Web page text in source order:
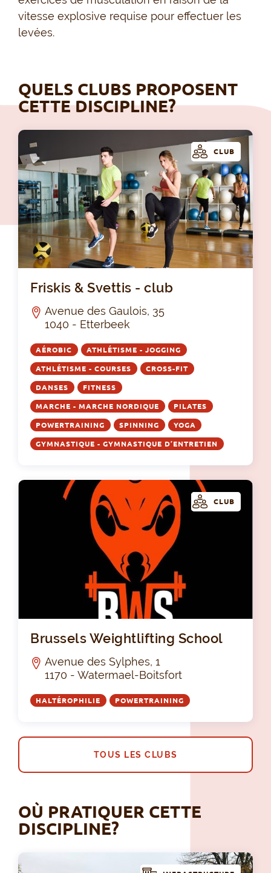
vitesse explosive requise pour effectuer les
levées.
QUELS CLUBS PROPOSENT
CETTE DISCIPLINE?
CLUB
Friskis & Svettis - club
Avenue des Gaulois, 35
1040 - Etterbeek
AÉROBIC ATHLÉTISME - JOGGING
ATHLÉTISME - COURSES CROSS-FIT
DANSES FITNESS
MARCHE - MARCHE NORDIQUE PILATES
POWERTRAINING SPINNING YOGA
GYMNASTIQUE - GYMNASTIQUE D’ENTRETIEN
CLUB
Brussels Weightlifting School
Avenue des Sylphes, 1
1170 - Watermael-Boitsfort
HALTÉROPHILIE POWERTRAINING
TOUS LES CLUBS
OÙ PRATIQUER CETTE
DISCIPLINE?